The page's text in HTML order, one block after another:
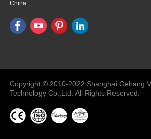
China.
Machine
Copyright © 2010-2022 Shanghai Gehang
Technology Co.,Ltd. All Rights Reserved.